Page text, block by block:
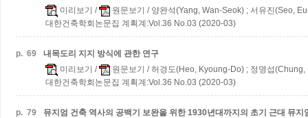
미리보기 / 원문보기 / 양완석(Yang, Wan-Seok) ; 서유진(Seo,
대한건축학회논문집 계획계:Vol.36 No.03 (2020-03)
p. 69
내목도리 지지 방식에 관한 연구
미리보기 / 원문보기 / 허경도(Heo, Kyoung-Do) ; 정명섭
대한건축학회논문집 계획계:Vol.36 No.03 (2020-03)
p. 79
뮤지엄 건축 역사의 공백기 보완을 위한 1930년대까지의 초기 근대 뮤지